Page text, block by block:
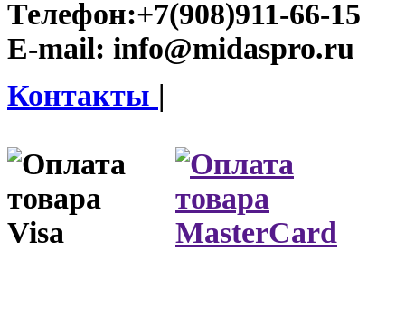
Телефон:+7(908)911-66-15
E-mail: info@midaspro.ru
Контакты